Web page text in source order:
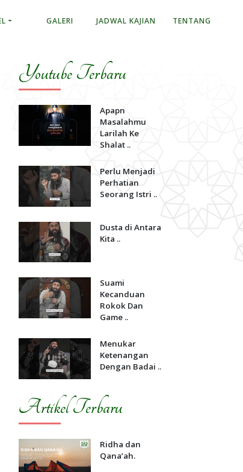
GALERI JADWAL KAJIAN TENTANG
Youtube Terbaru
Apapn
Masalahmu
Larilah Ke
Shalat ..
Perlu Menjadi
Perhatian
Seorang Istri ..
Dusta di Antara
Kita ..
Suami
Kecanduan
Rokok Dan
Game ..
Menukar
Ketenangan
Dengan Badai ..
Artikel Terbaru
Ridha dan
Qana’ah.